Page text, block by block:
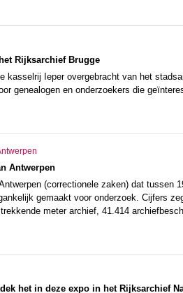
Rijksarchief Brugge
kasselrij Ieper overgebracht van het
genealogen en onderzoekers die
Antwerpen
(correctionele zaken) dat tussen
gemaakt voor onderzoek. Cijfers
meter archief, 41.414
het in deze expo in het Rijksarchief